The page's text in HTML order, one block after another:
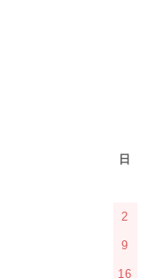
日
2
9
16